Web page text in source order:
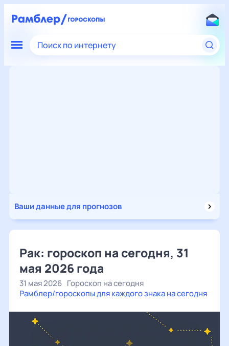
Поиск по интернету
Ваши данные для прогнозов
Рак: гороскоп на сегодня, 31
мая 2026 года
31 мая 2026 Гороскоп на сегодня
Рамблер/гороскопы для каждого знака на сегодня